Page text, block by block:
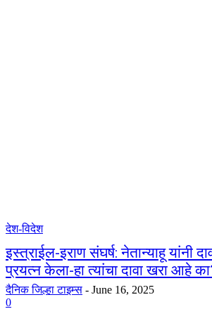
देश-विदेश
इस्त्राईल-इराण संघर्ष: नेतान्याहू यांनी
प्रयत्न केला-हा त्यांचा दावा खरा आहे
दैनिक जिल्हा टाइम्स - June 16, 2025
0